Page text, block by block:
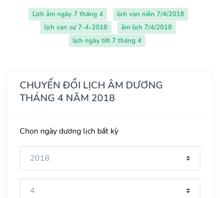
Lịch âm ngày 7 tháng 4
lịch vạn niên 7/4/2018
lịch vạn sự 7-4-2018
âm lịch 7/4/2018
lịch ngày tốt 7 tháng 4
CHUYỂN ĐỔI LỊCH ÂM DƯƠNG
THÁNG 4 NĂM 2018
Chọn ngày dương lịch bất kỳ